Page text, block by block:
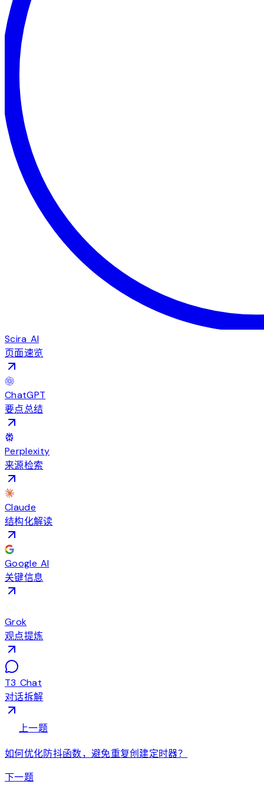
Scira AI
页面速览
ChatGPT
要点总结
Perplexity
来源检索
Claude
结构化解读
Google AI
关键信息
Grok
观点提炼
T3 Chat
对话拆解
上一题
如何优化防抖函数，避免重复创建定时器？
下一题arrow_forward